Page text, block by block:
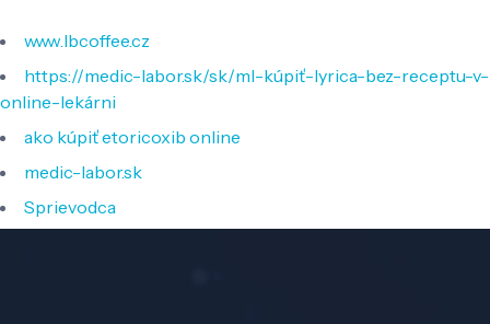
www.lbcoffee.cz
https://medic-labor.sk/sk/ml-kúpiť-lyrica-bez-receptu-v-
online-lekárni
ako kúpiť etoricoxib online
medic-labor.sk
Sprievodca